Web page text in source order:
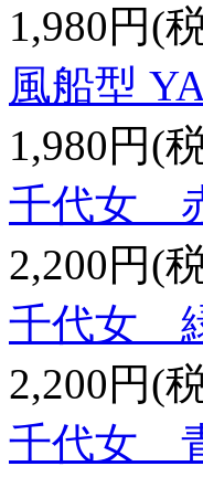
1,980円(
風船型
1,980円(
千代女
2,200円(
千代女
2,200円(
千代女